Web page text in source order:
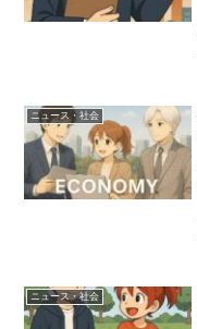
ニュース・社会
ニュース・社会